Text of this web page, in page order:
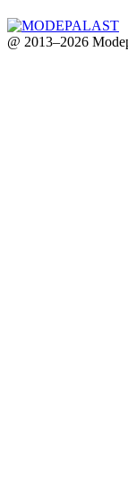
@ 2013–2026